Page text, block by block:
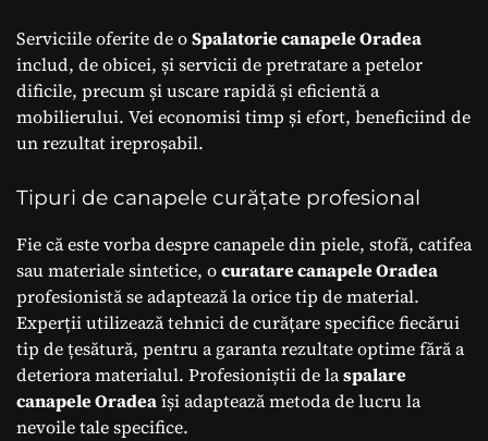
Serviciile oferite de oSpalatorie canapele Oradea
includ, de obicei, și servicii de pretratare a petelor
dificile, precum și uscare rapidă și eficientă a
mobilierului. Vei economisi timp și efort, beneficiind de
un rezultat ireproșabil.
Tipuri de canapele curățate profesional
Fie că este vorba despre canapele din piele, stofă, catifea
sau materiale sintetice, ocuratare canapele Oradea
profesionistă se adaptează la orice tip de material.
Experții utilizează tehnici de curățare specifice fiecărui
tip de țesătură, pentru a garanta rezultate optime fără a
deteriora materialul. Profesioniștii de laspalare
canapele Oradeaîși adaptează metoda de lucru la
nevoile tale specifice.